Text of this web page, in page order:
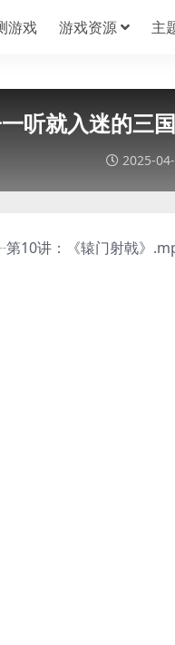
游戏 游戏资源 主
一听就入迷的三
2025-
10讲：《辕门射戟》